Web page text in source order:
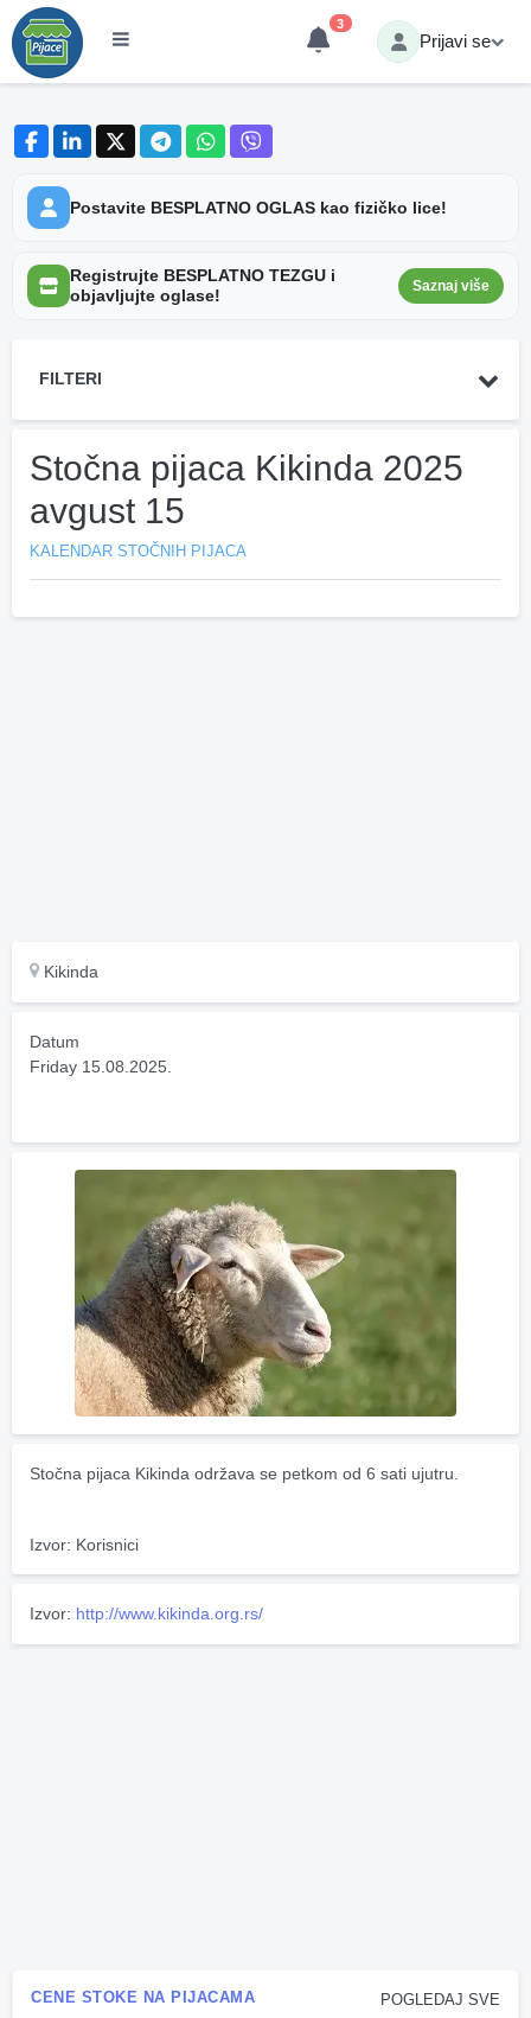
3
Prijavi se
Postavite BESPLATNO OGLAS kao fizičko lice!
Registrujte BESPLATNO TEZGU i
objavljujte oglase!
Saznaj više
FILTERI
Stočna pijaca Kikinda 2025
avgust 15
KALENDAR STOČNIH PIJACA
Kikinda
Datum
Friday 15.08.2025.
Stočna pijaca Kikinda održava se petkom od 6 sati ujutru.
Izvor: Korisnici
Izvor: http://www.kikinda.org.rs/
POGLEDAJ SVE
CENE STOKE NA PIJACAMA